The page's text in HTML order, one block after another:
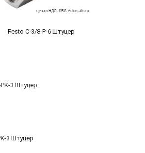
Festo C-3/8-P-6 Штуцер
3 Штуцер